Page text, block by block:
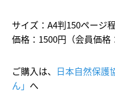
サイズ：A4判150ページ
価格：1500円（会員価格
ご購入は、 日本自然保護
ん」 へ